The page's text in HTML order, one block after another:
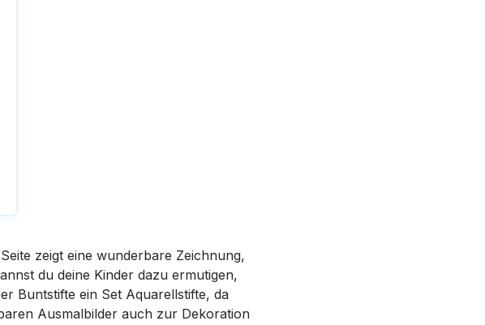
zeigt eine wunderbare Zeichnung,
du deine Kinder dazu ermutigen,
Buntstifte ein Set Aquarellstifte, da
Ausmalbilder auch zur Dekoration